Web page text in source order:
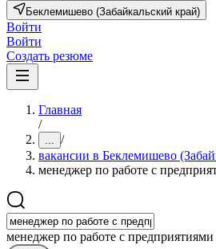
Беклемишево (Забайкальский край)
Войти
Войти
Создать резюме
Главная
/
... /
вакансии в Беклемишево
менеджер по работе с
менеджер по работе с предприятиями